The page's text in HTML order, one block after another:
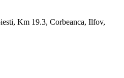
Km 19.3, Corbeanca, Ilfov,